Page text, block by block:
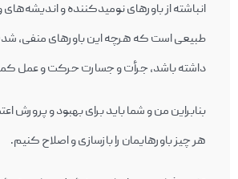
انباشته از باورهای نومیدکننده و اندیشه‌های
طبیعی است که هرچه این باورهای منفی،
داشته باشد، جرأت و جسارت حرکت و عمل
بنابراین من و شما باید برای بهبود و پرورش
هر چیز باورهایمان را بازسازی و اصلاح کنیم.